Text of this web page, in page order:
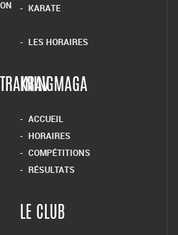
KARATE
LES HORAIRES
KRAV MAGA
ACCUEIL
HORAIRES
COMPÉTITIONS
RÉSULTATS
LE CLUB